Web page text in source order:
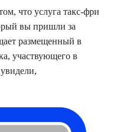
что услуга такс-фри
вы пришли за
размещенный в
участвующего в